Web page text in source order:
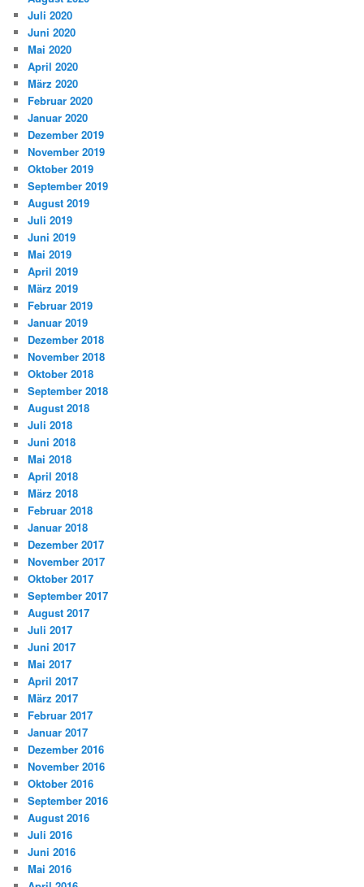
Juli 2020
Juni 2020
Mai 2020
April 2020
März 2020
Februar 2020
Januar 2020
Dezember 2019
November 2019
Oktober 2019
September 2019
August 2019
Juli 2019
Juni 2019
Mai 2019
April 2019
März 2019
Februar 2019
Januar 2019
Dezember 2018
November 2018
Oktober 2018
September 2018
August 2018
Juli 2018
Juni 2018
Mai 2018
April 2018
März 2018
Februar 2018
Januar 2018
Dezember 2017
November 2017
Oktober 2017
September 2017
August 2017
Juli 2017
Juni 2017
Mai 2017
April 2017
März 2017
Februar 2017
Januar 2017
Dezember 2016
November 2016
Oktober 2016
September 2016
August 2016
Juli 2016
Juni 2016
Mai 2016